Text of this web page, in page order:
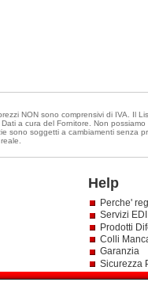
NON sono comprensivi di IVA. Il
Dati a cura del Fornitore. Non
sono soggetti a cambiamenti senza
Help
Perche'
Servizi
Prodotti
Colli
Garanzia
Sicurezza